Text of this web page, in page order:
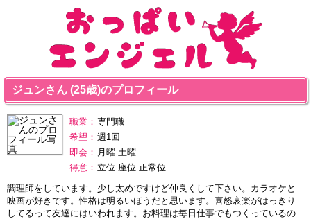
ジュンさん (25歳)のプロフィール
職業： 専門職
希望： 週1回
即会： 月曜 土曜
得意： 立位 座位 正常位
調理師をしています。少し太めですけど仲良くして下さい。カラオケと
映画が好きです。性格は明るいほうだと思います。喜怒哀楽がはっきり
してるって友達にはいわれます。お料理は毎日仕事でもつくっているの